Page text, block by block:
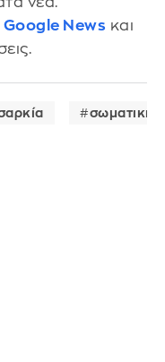
News και
σωματική